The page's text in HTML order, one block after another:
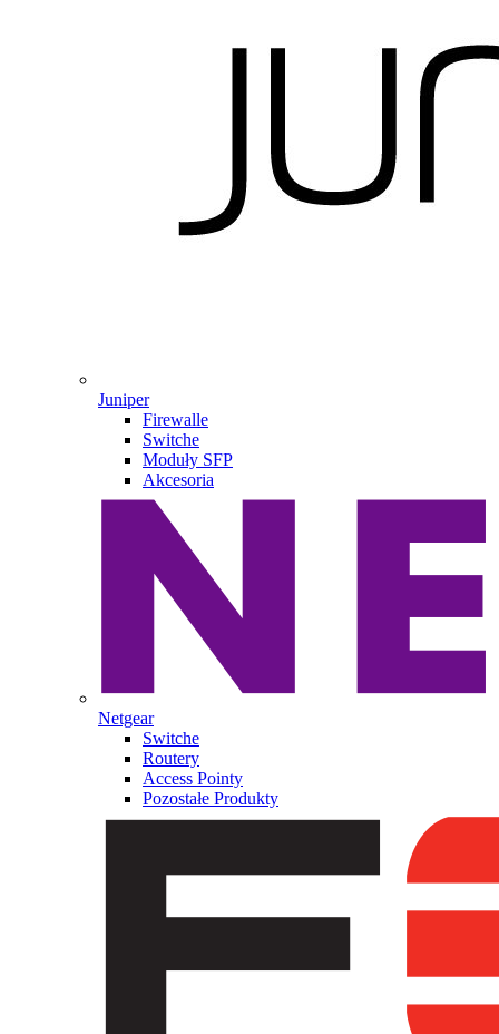
Juniper
Firewalle
Switche
Moduły SFP
Akcesoria
Netgear
Switche
Routery
Access Pointy
Pozostałe Produkty